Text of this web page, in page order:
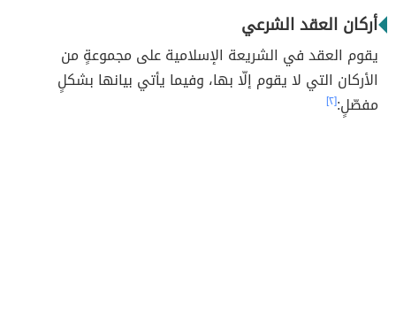
أركان العقد الشرعي
يقوم العقد في الشريعة الإسلامية على مجموعةٍ من
الأركان التي لا يقوم إلّا بها، وفيما يأتي بيانها بشكلٍ
مفصّلٍ:[٢]